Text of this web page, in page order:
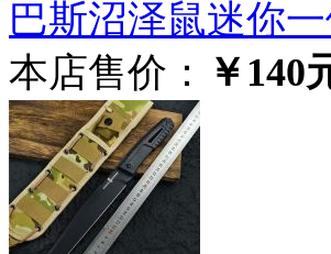
巴斯沼泽鼠迷你
本店售价： ￥140